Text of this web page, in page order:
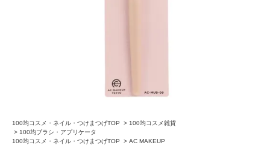
100均コスメ・ネイル・つけまつげTOP > 100均コスメ雑貨
> 100均ブラシ・アプリケータ
100均コスメ・ネイル・つけまつげTOP
> AC MAKEUP